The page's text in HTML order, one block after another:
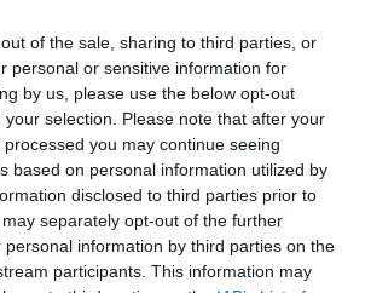
of the sale, sharing to third parties, or
personal or sensitive information for
by us, please use the below opt-out
selection. Please note that after your
you may continue seeing
based on personal information utilized by
disclosed to third parties prior to
separately opt-out of the further
personal information by third parties on the
participants. This information may
(1920x1200)– większy komfort pracy
16:10
Core™Ultra 5 125U– świetna wydajność
GB SSD– błyskawiczny start systemu i
– zabezpieczenie danych na